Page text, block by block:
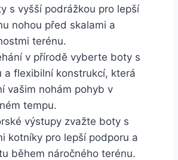
s vyšší podrážkou​ pro lepší
nohou před skalami a
terénu.
v ‍přírodě vyberte ⁢boty s
a flexibilní konstrukcí, ⁣která‍
vašim nohám pohyb v
​tempu.
výstupy zvažte boty⁣ s
kotníky pro lepší podporu⁣ a
během náročného terénu.